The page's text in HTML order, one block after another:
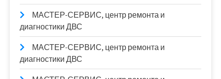
МАСТЕР-СЕРВИС, центр ремонта и
диагностики ДВС
МАСТЕР-СЕРВИС, центр ремонта и
диагностики ДВС